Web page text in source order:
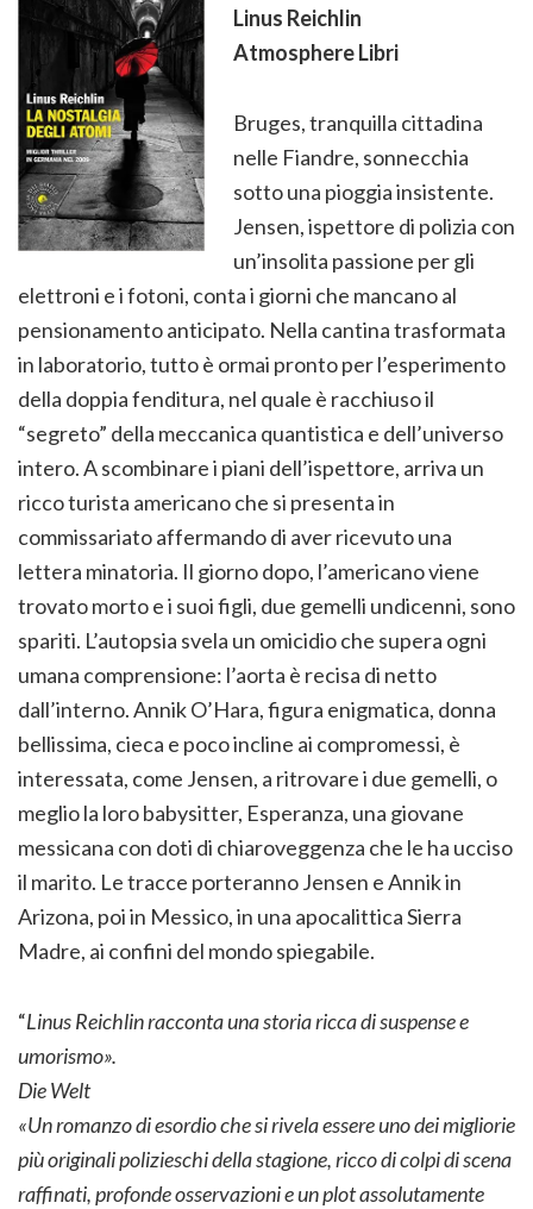
Linus Reichlin
Atmosphere Libri
Bruges, tranquilla cittadina
nelle Fiandre, sonnecchia
sotto una pioggia insistente.
Jensen, ispettore di polizia con
un’insolita passione per gli
elettroni e i fotoni, conta i giorni che mancano al
pensionamento anticipato. Nella cantina trasformata
in laboratorio, tutto è ormai pronto per l’esperimento
della doppia fenditura, nel quale è racchiuso il
“segreto” della meccanica quantistica e dell’universo
intero. A scombinare i piani dell’ispettore, arriva un
ricco turista americano che si presenta in
commissariato affermando di aver ricevuto una
lettera minatoria. Il giorno dopo, l’americano viene
trovato morto e i suoi figli, due gemelli undicenni, sono
spariti. L’autopsia svela un omicidio che supera ogni
umana comprensione: l’aorta è recisa di netto
dall’interno. Annik O’Hara, figura enigmatica, donna
bellissima, cieca e poco incline ai compromessi, è
interessata, come Jensen, a ritrovare i due gemelli, o
meglio la loro babysitter, Esperanza, una giovane
messicana con doti di chiaroveggenza che le ha ucciso
il marito. Le tracce porteranno Jensen e Annik in
Arizona, poi in Messico, in una apocalittica Sierra
Madre, ai confini del mondo spiegabile.
“Linus Reichlin racconta una storia ricca di suspense e
umorismo».
Die Welt
«Un romanzo di esordio che si rivela essere uno dei migliorie
più originali polizieschi della stagione, ricco di colpi di scena
raffinati, profonde osservazioni e un plot assolutamente